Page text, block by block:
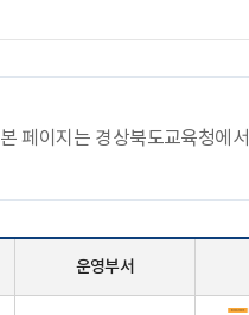
본 페이지는 경상북도교육청에
운영부서